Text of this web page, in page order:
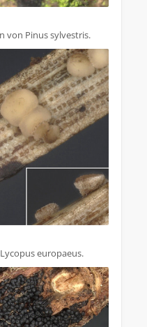
von Pinus sylvestris.
europaeus.